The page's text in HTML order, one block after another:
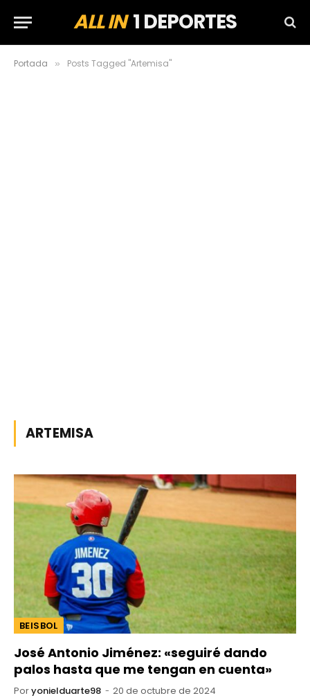
ALL IN1 DEPORTES
Portada » Posts Tagged "Artemisa"
ARTEMISA
BEISBOL
José Antonio Jiménez: «seguiré dando
palos hasta que me tengan en cuenta»
Poryonielduarte98 20 de octubre de 2024